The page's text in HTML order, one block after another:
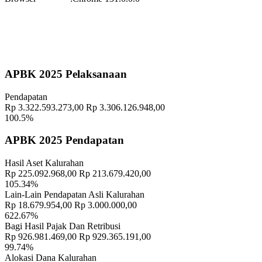
Geografis 10 November 2021
Memahami Peran dan Makna Rois dalam Pembinaan Rois di
Kalurahan Wukirsari 02 April 2024
Sampai Saat Ini 21 November 2022
Profil Lurah 17 November 2021
Musyawarah Kalurahan Wukirsari mengenai Sustainable
Development Goals (SDGs) 28 Desember 2021
Sambang Dusun Minggu Ketiga Bulan Maret 2023
Camilan Unik Dari Gedebog Pisang Yang Kaya Manfaat Bagi
Kesehatan
APBK 2025 Pelaksanaan
Pendapatan
Rp 3.322.593.273,00 Rp 3.306.126.948,00
100.5%
APBK 2025 Pendapatan
Hasil Aset Kalurahan
Rp 225.092.968,00 Rp 213.679.420,00
105.34%
Lain-Lain Pendapatan Asli Kalurahan
Rp 18.679.954,00 Rp 3.000.000,00
622.67%
Bagi Hasil Pajak Dan Retribusi
Rp 926.981.469,00 Rp 929.365.191,00
99.74%
Alokasi Dana Kalurahan